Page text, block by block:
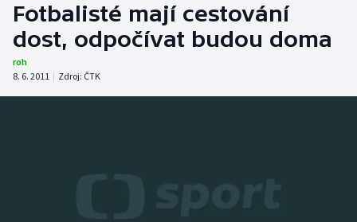
Hokej
Atletika
Fotbalisté mají cestování
dost, odpočívat budou doma
roh
8. 6. 2011 | Zdroj: ČTK